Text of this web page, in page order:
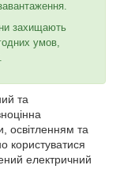
захищають
умов,
та
освітленням та
користуватися
електричний